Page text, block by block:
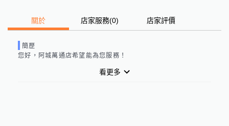
關於 店家服務(0) 店家評價
簡歷
您好， 阿城萬通店希望能為您服務！
看更多